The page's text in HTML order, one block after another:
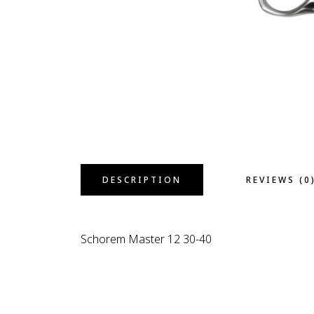
DESCRIPTION REVIEWS
Schorem Master 12 30-40